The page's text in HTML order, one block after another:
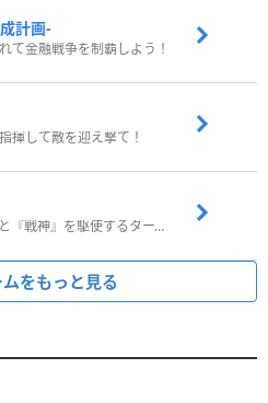
計画-
て金融戦争を制覇しよう！
揮して敵を迎え撃て！
武器の『アビリティ』と『戦神』を駆使するターン制コマンドバトルRPG！
ムをもっと見る